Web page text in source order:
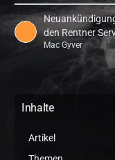
den Rentner
Mac Gyver
Inhalte
Artikel